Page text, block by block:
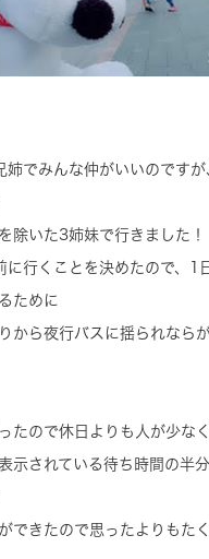
姉でみんな仲がいいのですが
除いた3姉妹で行きました！
に行くことを決めたので、1
ために
から夜行バスに揺られなら
たので休日よりも人が少なく
示されている待ち時間の半
できたので思ったよりもた